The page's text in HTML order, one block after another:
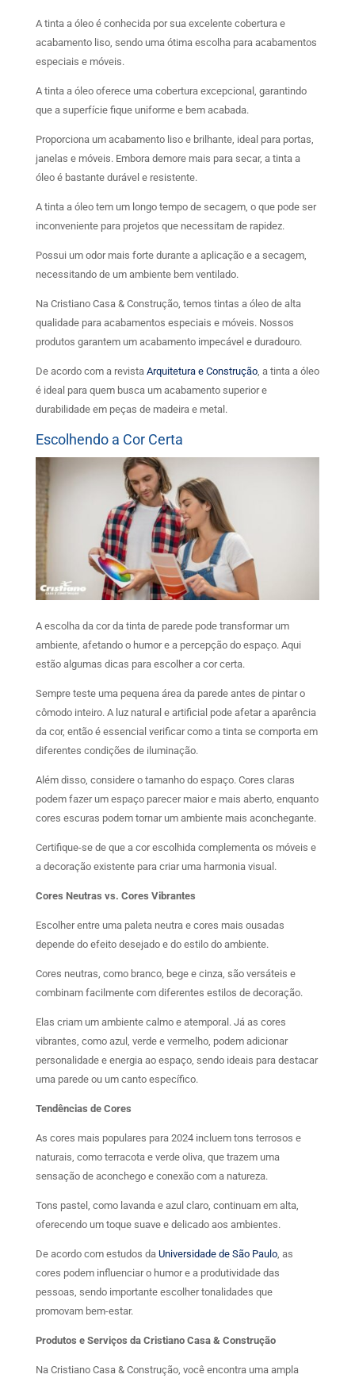
A tinta a óleo é conhecida por sua excelente cobertura e
acabamento liso, sendo uma ótima escolha para acabamentos
especiais e móveis.
A tinta a óleo oferece uma cobertura excepcional, garantindo
que a superfície fique uniforme e bem acabada.
Proporciona um acabamento liso e brilhante, ideal para portas,
janelas e móveis. Embora demore mais para secar, a tinta a
óleo é bastante durável e resistente.
A tinta a óleo tem um longo tempo de secagem, o que pode ser
inconveniente para projetos que necessitam de rapidez.
Possui um odor mais forte durante a aplicação e a secagem,
necessitando de um ambiente bem ventilado.
Na Cristiano Casa & Construção, temos tintas a óleo de alta
qualidade para acabamentos especiais e móveis. Nossos
produtos garantem um acabamento impecável e duradouro.
De acordo com a revista Arquitetura e Construção, a tinta a óleo
é ideal para quem busca um acabamento superior e
durabilidade em peças de madeira e metal.
Escolhendo a Cor Certa
A escolha da cor da tinta de parede pode transformar um
ambiente, afetando o humor e a percepção do espaço. Aqui
estão algumas dicas para escolher a cor certa.
Sempre teste uma pequena área da parede antes de pintar o
cômodo inteiro. A luz natural e artificial pode afetar a aparência
da cor, então é essencial verificar como a tinta se comporta em
diferentes condições de iluminação.
Além disso, considere o tamanho do espaço. Cores claras
podem fazer um espaço parecer maior e mais aberto, enquanto
cores escuras podem tornar um ambiente mais aconchegante.
Certifique-se de que a cor escolhida complementa os móveis e
a decoração existente para criar uma harmonia visual.
Cores Neutras vs. Cores Vibrantes
Escolher entre uma paleta neutra e cores mais ousadas
depende do efeito desejado e do estilo do ambiente.
Cores neutras, como branco, bege e cinza, são versáteis e
combinam facilmente com diferentes estilos de decoração.
Elas criam um ambiente calmo e atemporal. Já as cores
vibrantes, como azul, verde e vermelho, podem adicionar
personalidade e energia ao espaço, sendo ideais para destacar
uma parede ou um canto específico.
Tendências de Cores
As cores mais populares para 2024 incluem tons terrosos e
naturais, como terracota e verde oliva, que trazem uma
sensação de aconchego e conexão com a natureza.
Tons pastel, como lavanda e azul claro, continuam em alta,
oferecendo um toque suave e delicado aos ambientes.
De acordo com estudos da Universidade de São Paulo, as
cores podem influenciar o humor e a produtividade das
pessoas, sendo importante escolher tonalidades que
promovam bem-estar.
Produtos e Serviços da Cristiano Casa & Construção
Na Cristiano Casa & Construção, você encontra uma ampla